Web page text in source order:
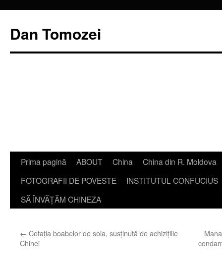
Dan Tomozei
Sari
conținut
Prima pagină ABOUT China
China din R. Moldova
FOTOGRAFII DE POVESTE
INSTITUTUL CONFUCIUS
SĂ ÎNVĂŢĂM CHINEZA
← Cotaţia boabelor de soia, susţinută de achiziţiile
Chinei